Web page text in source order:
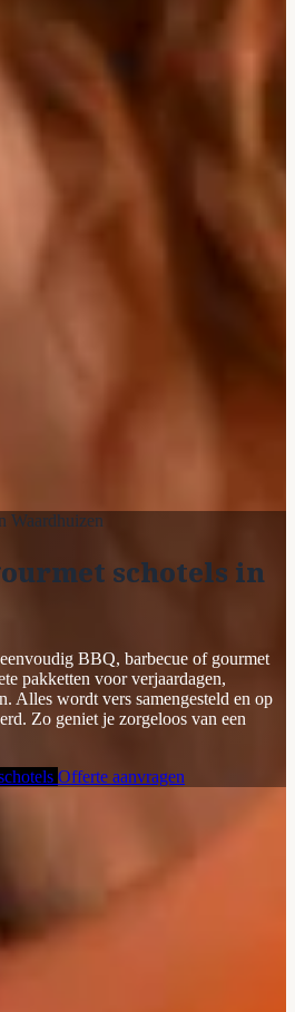
Waardhuizen
schotels in
BBQ, barbecue of gourmet
pakketten voor verjaardagen,
Alles wordt vers samengesteld en op
Zo geniet je zorgeloos van een
Offerte aanvragen